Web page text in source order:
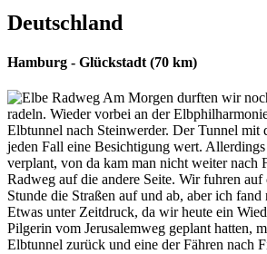
Deutschland
Hamburg - Glückstadt (70 km)
Am Morgen durften wir
radeln. Wieder vorbei an der
Elbtunnel nach Steinwerder. Der Tunnel mit
jeden Fall eine Besichtigung wert.
verplant, von da kam man nicht weiter nach
Radweg auf die andere Seite. Wir fuhren auf
Stunde die Straßen auf und ab, aber ich
Etwas unter Zeitdruck, da wir heute ein
Pilgerin vom Jerusalemweg geplant hatten,
Elbtunnel zurück und eine der Fähren nach